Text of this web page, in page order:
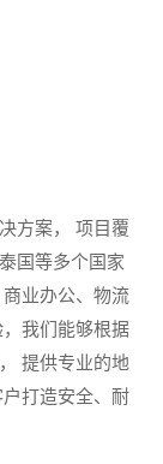
方案， 项目覆
国等多个国家
业办公、物流
我们能够根据
提供专业的地
打造安全、耐